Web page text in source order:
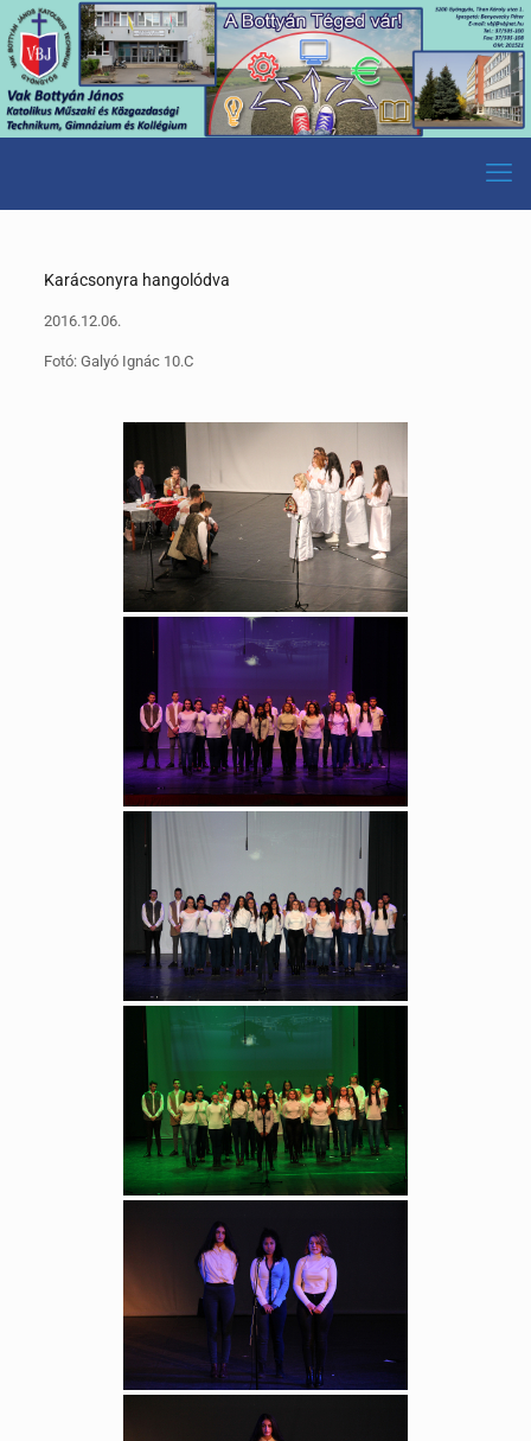
Karácsonyra hangolódva
2016.12.06.
Fotó: Galyó Ignác 10.C